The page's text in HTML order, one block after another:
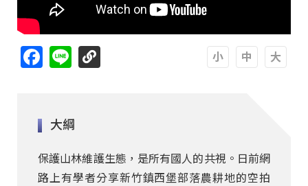
Facebook
Line
大綱
保護山林維護生態，是所有國人的共視。日前網
路上有學者分享新竹鎮西堡部落農耕地的空拍